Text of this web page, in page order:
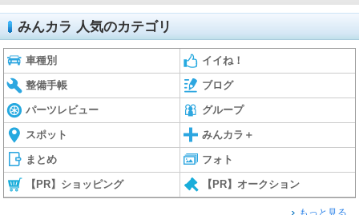
みんカラ 人気のカテゴリ
車種別 イイね！
整備手帳 ブログ
パーツレビュー グループ
スポット みんカラ＋
まとめ フォト
【PR】ショッピング 【PR】オークション